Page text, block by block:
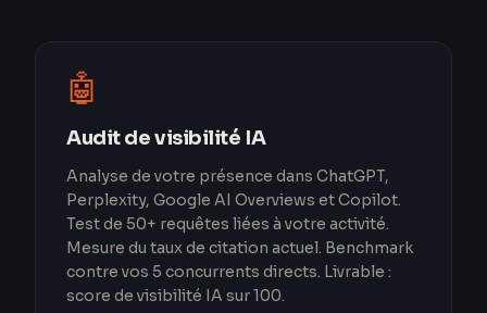
🤖
Audit de visibilité IA
Analyse de votre présence dans ChatGPT,
Perplexity, Google AI Overviews et Copilot.
Test de 50+ requêtes liées à votre activité.
Mesure du taux de citation actuel. Benchmark
contre vos 5 concurrents directs. Livrable :
score de visibilité IA sur 100.